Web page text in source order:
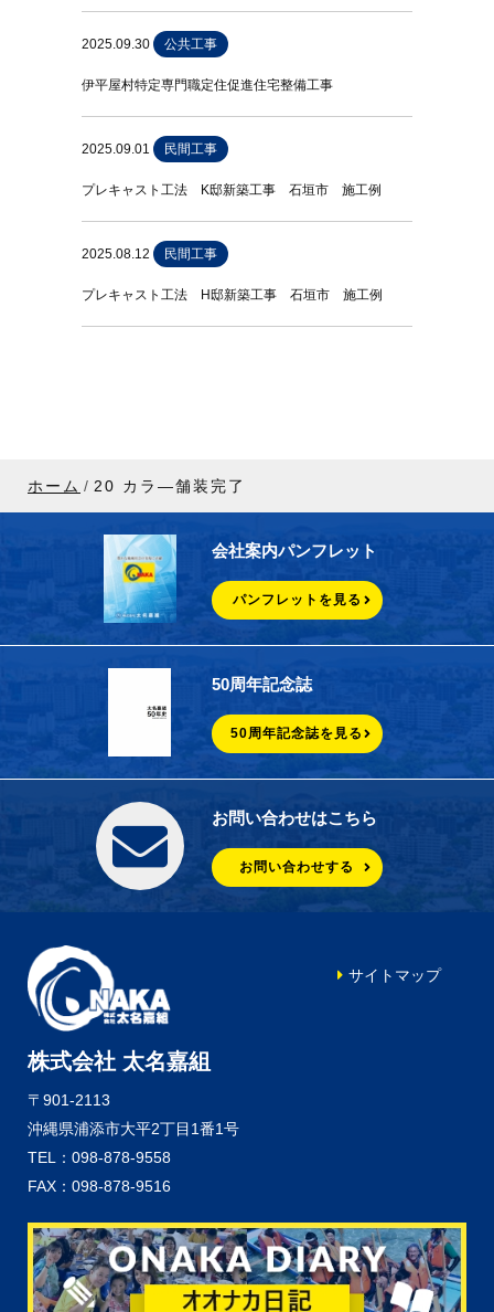
2025.09.30 公共工事
伊平屋村特定専門職定住促進住宅整備工事
2025.09.01 民間工事
プレキャスト工法 K邸新築工事 石垣市 施工例
2025.08.12 民間工事
プレキャスト工法 H邸新築工事 石垣市 施工例
ホーム 20 カラ―舗装完了
会社案内パンフレット
パンフレットを見る
50周年記念誌
50周年記念誌を見る
お問い合わせはこちら
お問い合わせする
株式会社 太名嘉組
〒901-2113
沖縄県浦添市大平2丁目1番1号
TEL：098-878-9558
FAX：098-878-9516
サイトマップ